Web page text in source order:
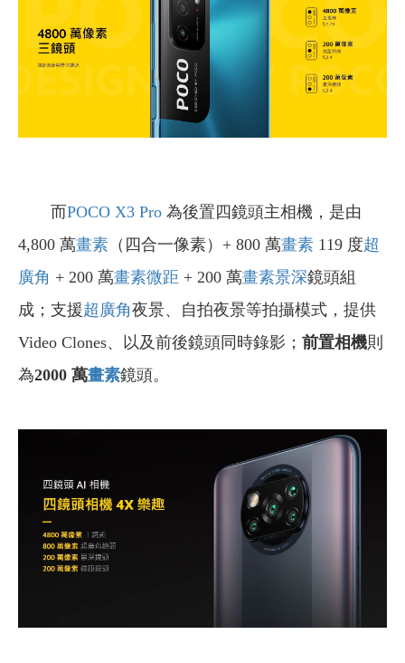
而POCO X3 Pro 為後置四鏡頭主相機，是由
4,800 萬畫素 （四合一像素）+ 800 萬畫素 119 度超
廣角 + 200 萬畫素微距 + 200 萬畫素景深鏡頭組
成；支援超廣角夜景、自拍夜景等拍攝模式，提供
Video Clones、以及前後鏡頭同時錄影； 前置相機則
為2000 萬畫素鏡頭。